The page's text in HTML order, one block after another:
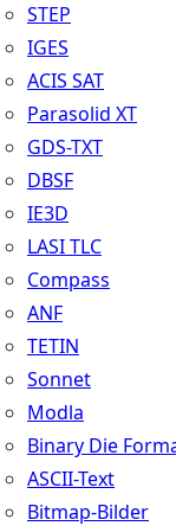
STEP
IGES
ACIS SAT
Parasolid XT
GDS-TXT
DBSF
IE3D
LASI TLC
Compass
ANF
TETIN
Sonnet
Modla
Binary Die
ASCII-Text
Bitmap-Bilder